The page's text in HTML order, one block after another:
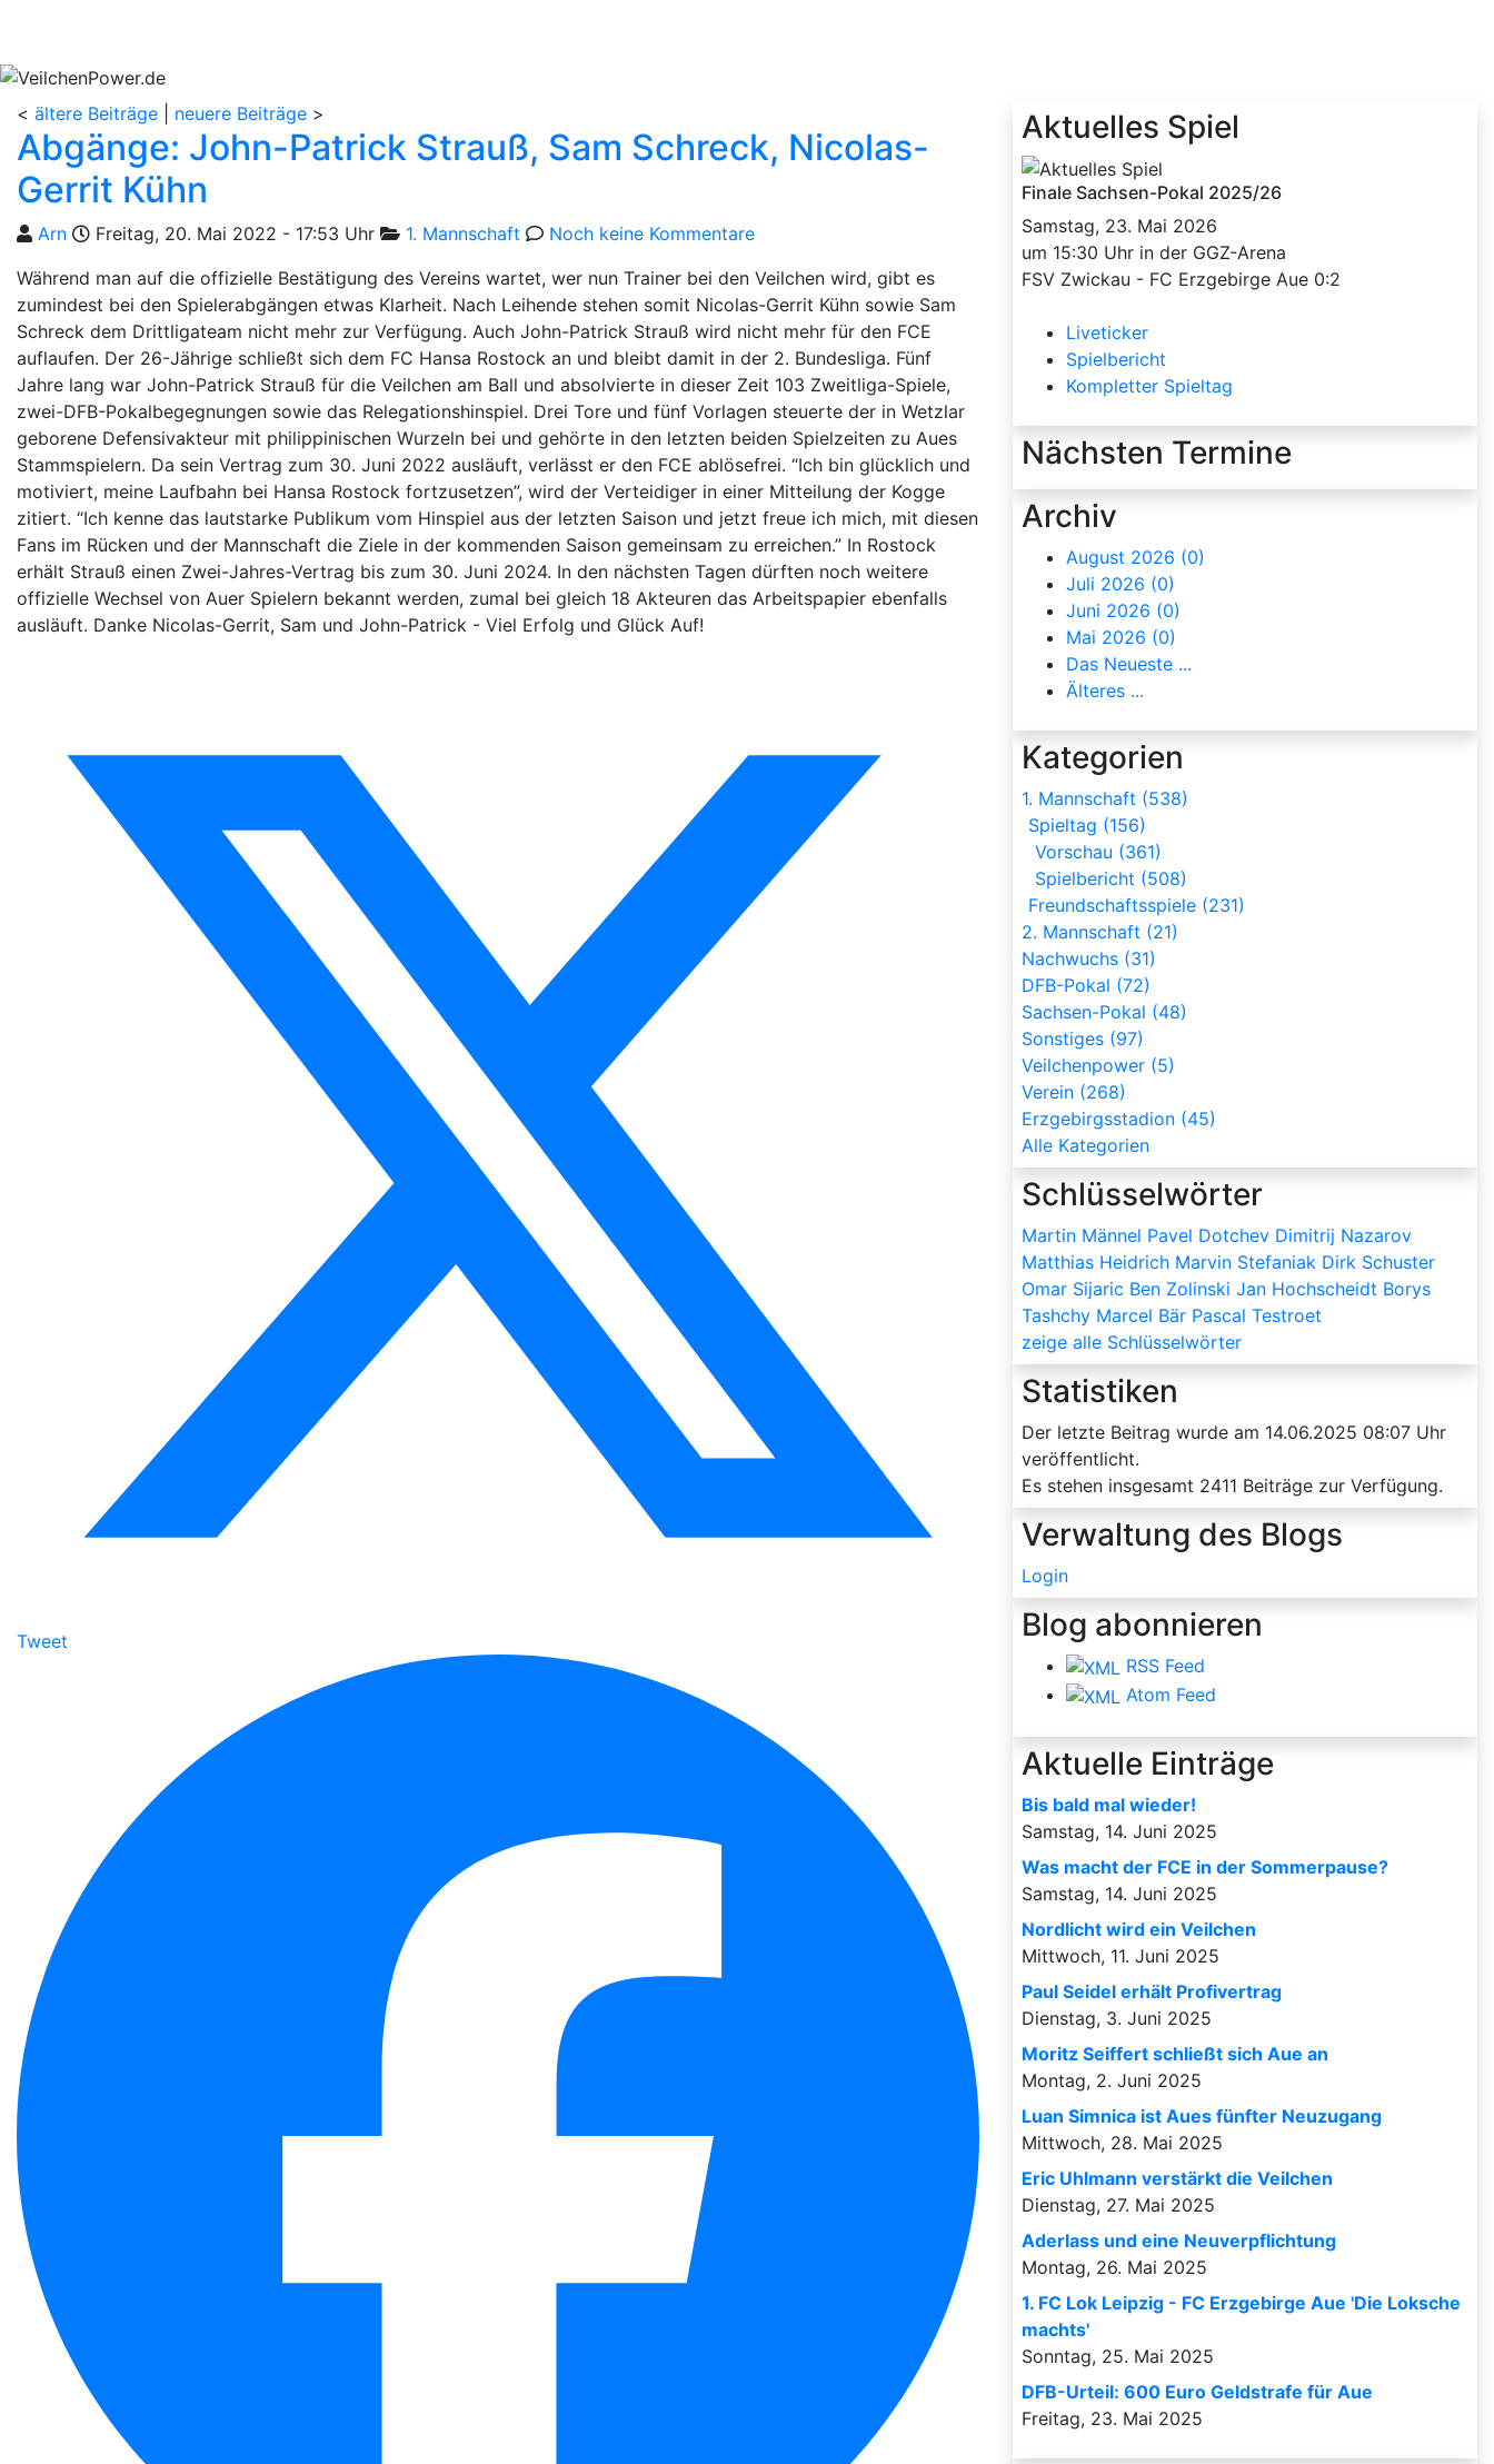
< ältere Beiträge neuere Beiträge >
Abgänge: John-Patrick Strauß, Sam Schreck, Nicolas-
Gerrit Kühn
Geschrieben von
Arn am Freitag, 20. Mai 2022 - 17:53 Uhr Kategorien
1. Mannschaft
Noch keine Kommentare
Während man auf die offizielle Bestätigung des Vereins wartet, wer nun Trainer bei den Veilchen wird, gibt es
zumindest bei den Spielerabgängen etwas Klarheit. Nach Leihende stehen somit Nicolas-Gerrit Kühn sowie Sam
Schreck dem Drittligateam nicht mehr zur Verfügung. Auch John-Patrick Strauß wird nicht mehr für den FCE
auflaufen. Der 26-Jährige schließt sich dem FC Hansa Rostock an und bleibt damit in der 2. Bundesliga. Fünf
Jahre lang war John-Patrick Strauß für die Veilchen am Ball und absolvierte in dieser Zeit 103 Zweitliga-Spiele,
zwei-DFB-Pokalbegegnungen sowie das Relegationshinspiel. Drei Tore und fünf Vorlagen steuerte der in Wetzlar
geborene Defensivakteur mit philippinischen Wurzeln bei und gehörte in den letzten beiden Spielzeiten zu Aues
Stammspielern. Da sein Vertrag zum 30. Juni 2022 ausläuft, verlässt er den FCE ablösefrei. “Ich bin glücklich und
motiviert, meine Laufbahn bei Hansa Rostock fortzusetzen”, wird der Verteidiger in einer Mitteilung der Kogge
zitiert. “Ich kenne das lautstarke Publikum vom Hinspiel aus der letzten Saison und jetzt freue ich mich, mit diesen
Fans im Rücken und der Mannschaft die Ziele in der kommenden Saison gemeinsam zu erreichen.” In Rostock
erhält Strauß einen Zwei-Jahres-Vertrag bis zum 30. Juni 2024. In den nächsten Tagen dürften noch weitere
offizielle Wechsel von Auer Spielern bekannt werden, zumal bei gleich 18 Akteuren das Arbeitspapier ebenfalls
ausläuft. Danke Nicolas-Gerrit, Sam und John-Patrick - Viel Erfolg und Glück Auf!
Tweet
Aktuelles Spiel
Finale Sachsen-Pokal 2025/26
Samstag, 23. Mai 2026
um 15:30 Uhr in der GGZ-Arena
FSV Zwickau - FC Erzgebirge Aue 0:2
Liveticker
Spielbericht
Kompletter Spieltag
Nächsten Termine
Archiv
August 2026 (0)
Juli 2026 (0)
Juni 2026 (0)
Mai 2026 (0)
Das Neueste ...
Älteres ...
Kategorien
1. Mannschaft (538)
Spieltag (156)
Vorschau (361)
Spielbericht (508)
Freundschaftsspiele (231)
2. Mannschaft (21)
Nachwuchs (31)
DFB-Pokal (72)
Sachsen-Pokal (48)
Sonstiges (97)
Veilchenpower (5)
Verein (268)
Erzgebirgsstadion (45)
Alle Kategorien
Schlüsselwörter
Martin Männel Pavel Dotchev Dimitrij Nazarov
Matthias Heidrich Marvin Stefaniak Dirk Schuster
Omar Sijaric Ben Zolinski Jan Hochscheidt Borys
Tashchy Marcel Bär Pascal Testroet
zeige alle Schlüsselwörter
Statistiken
Der letzte Beitrag wurde am 14.06.2025 08:07 Uhr
veröffentlicht.
Es stehen insgesamt 2411 Beiträge zur Verfügung.
Verwaltung des Blogs
Login
Blog abonnieren
RSS Feed
Atom Feed
Aktuelle Einträge
Bis bald mal wieder!
Samstag, 14. Juni 2025
Was macht der FCE in der Sommerpause?
Samstag, 14. Juni 2025
Nordlicht wird ein Veilchen
Mittwoch, 11. Juni 2025
Paul Seidel erhält Profivertrag
Dienstag, 3. Juni 2025
Moritz Seiffert schließt sich Aue an
Montag, 2. Juni 2025
Luan Simnica ist Aues fünfter Neuzugang
Mittwoch, 28. Mai 2025
Eric Uhlmann verstärkt die Veilchen
Dienstag, 27. Mai 2025
Aderlass und eine Neuverpflichtung
Montag, 26. Mai 2025
1. FC Lok Leipzig - FC Erzgebirge Aue 'Die Loksche
machts'
Sonntag, 25. Mai 2025
DFB-Urteil: 600 Euro Geldstrafe für Aue
Freitag, 23. Mai 2025